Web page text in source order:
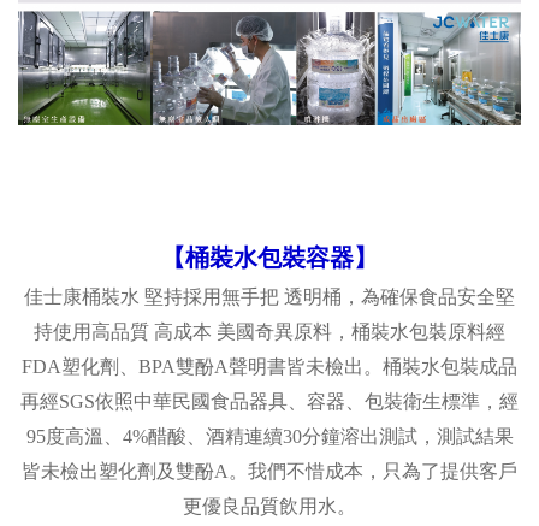
【桶裝水包裝容器】
佳士康桶裝水 堅持採用無手把 透明桶，為確保食品安全堅
持使用高品質 高成本 美國奇異原料，桶裝水包裝原料經
FDA塑化劑、 BPA雙酚A聲明書皆未檢出。桶裝水包裝成品
再經SGS依照中華民國食品器具 容器
包裝衛生標準，經
95度高溫、 4%醋酸、酒精連續30分鐘溶出測試，測試結果
皆未檢出塑化劑及雙酚A 。我們不惜成本，只為了提供客戶
更優良品質飲用水。